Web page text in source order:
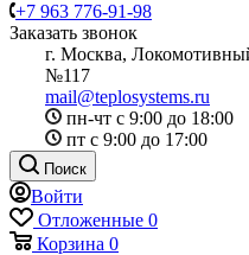
+7 963 776-91-98
Заказать звонок
г. Москва,
№117
mail@teplosystems.ru
пн-чт с 9:00 до 18:00
пт с 9:00 до 17:00
Поиск
Войти
Отложенные 0
Корзина 0